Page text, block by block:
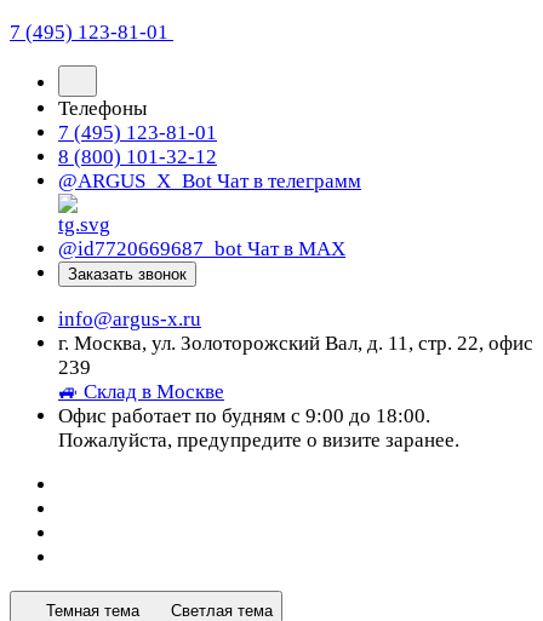
7 (495) 123-81-01
Телефоны
7 (495) 123-81-01
8 (800) 101-32-12
@ARGUS_X_Bot Чат в телеграмм
@id7720669687_bot Чат в МАХ
Заказать звонок
info@argus-x.ru
г. Москва, ул. Золоторожский Вал, д. 11, стр. 22, офис
239
🚙 Склад в Москве
Офис работает по будням с 9:00 до 18:00.
Пожалуйста, предупредите о визите заранее.
Темная тема Светлая тема